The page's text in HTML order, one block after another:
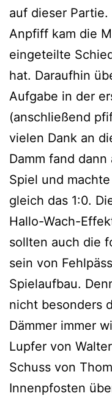
auf dieser
Anpfiff kam die
eingeteilte
hat. Daraufhin
Aufgabe in der
(anschließend
vielen Dank an
Damm fand
Spiel und
gleich das 1:0.
Hallo-Wach-
sollten auch die
sein von
Spielaufbau.
nicht besonders
Dämmer immer
Lupfer von
Schuss von
Innenpfosten